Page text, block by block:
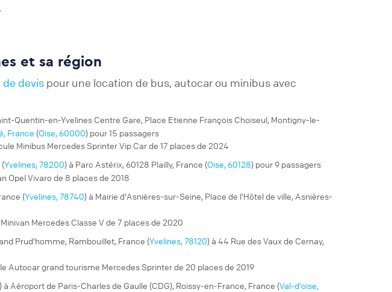
et sa région
devispour une location de bus, autocar ou minibus avec
Quentin-en-Yvelines Centre Gare, Place Etienne François Choiseul, Montigny-le-
France (Oise, 60000) pour 15 passagers
Minibus Mercedes Sprinter Vip Car de 17 places de 2024
Yvelines, 78200) à Parc Astérix, 60128 Plailly, France (Oise, 60128) pour 9 passagers
Opel Vivaro de 8 places de 2018
(Yvelines, 78740) à Mairie d'Asnières-sur-Seine, Place de l'Hôtel de ville, Asnières-
Mercedes Classe V de 7 places de 2020
Prud'homme, Rambouillet, France (Yvelines, 78120) à 44 Rue des Vaux de Cernay,
Autocar grand tourisme Mercedes Sprinter de 20 places de 2019
) à Aéroport de Paris-Charles de Gaulle (CDG), Roissy-en-France, France (Val-d'oise,